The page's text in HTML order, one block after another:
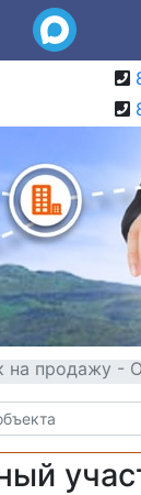
на продажу -